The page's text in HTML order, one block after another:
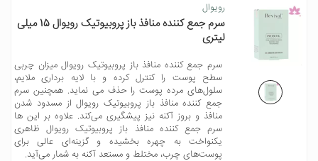
رویوال
سرم جمع کننده منافذ باز پروبیوتیک رویوال 15 میلی
لیتری
سرم جمع کننده منافذ باز پروبیوتیک رویوال میزان چربی
سطح پوست را کنترل کرده و با لایه برداری ملایم،
سلول‌های مرده پوست را حذف می نماید. همچنین سرم
جمع کننده منافذ باز پروبیوتیک رویوال از مسدود شدن
منافذ و بروز آکنه نیز پیشگیری می‌کند. علاوه بر این ها
سرم جمع کننده منافذ باز پروبیوتیک رویوال ظاهری
یکنواخت به چهره بخشیده و گزینه‌ای عالی برای
پوست‌های چرب، مختلط و مستعد آکنه به شمار می‌آید.